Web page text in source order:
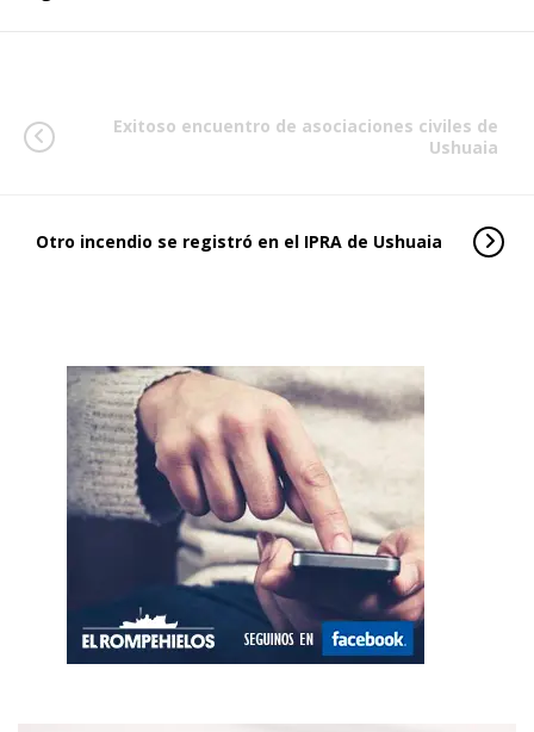
Exitoso encuentro de asociaciones civiles de
Ushuaia
Otro incendio se registró en el IPRA de Ushuaia